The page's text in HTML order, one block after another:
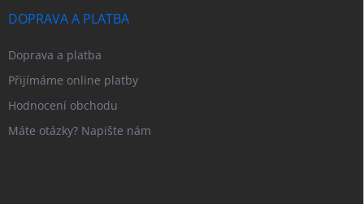
DOPRAVA A PLATBA
Doprava a platba
Přijímáme online platby
Hodnocení obchodu
Máte otázky? Napište nám